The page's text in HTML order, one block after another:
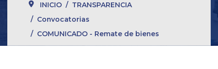
INICIO
TRANSPARENCIA
Convocatorias
COMUNICADO - Remate de bienes